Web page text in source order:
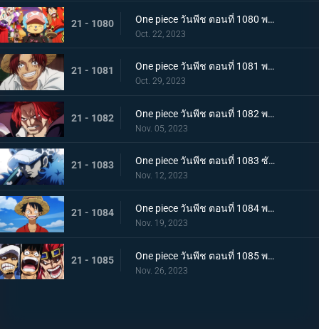
21 - 1080 One piece วันพีช ตอนที่ 1080 พากย์ไทย งานเลี้ยงฉลอง เหล่าจักรพรรดิแห่งท้องทะเลคนใหม่
Oct. 22, 2023
21 - 1081 One piece วันพีช ตอนที่ 1081 พากย์ไทย โลกจะลุกเป็นไฟ การโจมตีของพลเรือเอก
Oct. 29, 2023
21 - 1082 One piece วันพีช ตอนที่ 1082 พากย์ไทย ยุคสมัยใหม่มาถึง ความพิโรธของจักรพรรดิผมแดง
Nov. 05, 2023
21 - 1083 One piece วันพีช ตอนที่ 1083 ซับไทย โลกเคลื่อนไหว องค์กรใหม่ ครอสกิลด์
Nov. 12, 2023
21 - 1084 One piece วันพีช ตอนที่ 1084 พากย์ไทย ได้เวลาออกเดินทาง แคว้นวาโนะและพวกหมวกฟาง
Nov. 19, 2023
21 - 1085 One piece วันพีช ตอนที่ 1085 พากย์ไทย ปิดม่าน คำสาบานของลูฟี่กับโมโมโนะสุเกะ
Nov. 26, 2023